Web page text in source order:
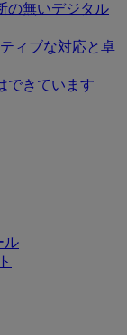
の無いデジタル
ィブな対応と卓
できています
ル